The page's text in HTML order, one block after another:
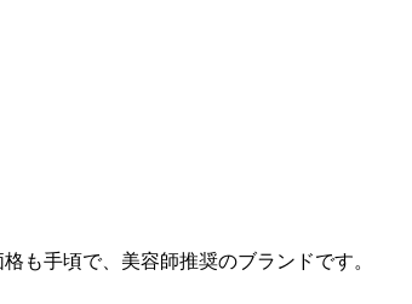
も手頃で、美容師推奨のブランドです。